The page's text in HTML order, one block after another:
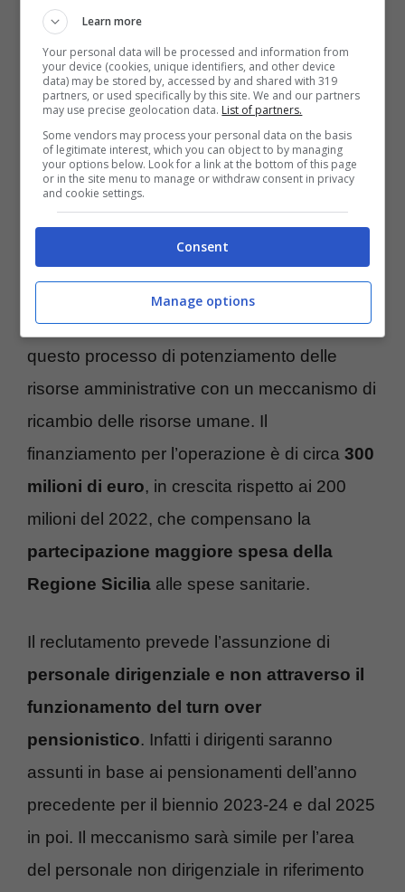
personale sono diversi. Innanzitutto
potenziare anche numericamente il
personale regionale, percoprire le carenze
di organicodovute ai pensionamenti in
corso. Le nuove assunzioni sono connesse
al Piano nazionale di ripresa e resilienza
(PNRR), alla nuovapianificazione verso la
transizione energetica e digitale.
Con l’accordo Stato – Regione, prende il via
questo processo di potenziamento delle
risorse amministrative con un meccanismo di
ricambio delle risorse umane. Il
finanziamento per l’operazione è di circa 300
milioni di euro, in crescita rispetto ai 200
milioni del 2022, che compensano la
partecipazione maggiore spesa della
Regione Sicilia alle spese sanitarie.
Il reclutamento prevede l’assunzione di
personale dirigenziale e non attraverso il
funzionamento del turn over
pensionistico. Infatti i dirigenti saranno
assunti in base ai pensionamenti dell’anno
precedente per il biennio 2023-24 e dal 2025
in poi. Il meccanismo sarà simile per l’area
del personale non dirigenziale in riferimento
Learn more
Your personal data will be processed and information from
your device (cookies, unique identifiers, and other device
data) may be stored by, accessed by and shared with 319
partners, or used specifically by this site. We and our partners
may use precise geolocation data. List of partners.
Some vendors may process your personal data on the basis
of legitimate interest, which you can object to by managing
your options below. Look for a link at the bottom of this page
or in the site menu to manage or withdraw consent in privacy
and cookie settings.
Consent
Manage options